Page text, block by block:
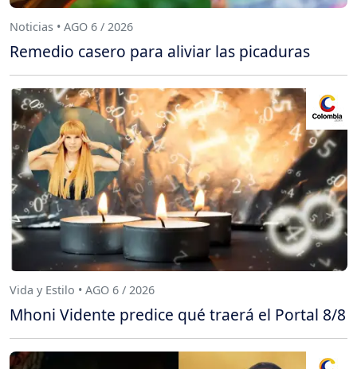
Noticias • AGO 6 / 2026
Remedio casero para aliviar las picaduras
Vida y Estilo • AGO 6 / 2026
Mhoni Vidente predice qué traerá el Portal 8/8